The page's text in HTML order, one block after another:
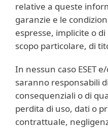
relative a queste
garanzie e le
espresse, implicite o
scopo particolare, di
In nessun caso ESET
saranno responsabili
consequenziali o di
perdita di uso, dati o
contrattuale,